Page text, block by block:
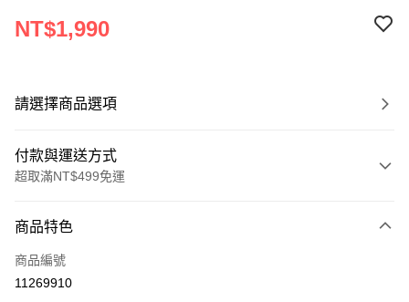
NT$1,990
請選擇商品選項
付款與運送方式
超取滿NT$499免運
信用卡一次付款
超商取貨付款
商品特色
商品編號
11269910